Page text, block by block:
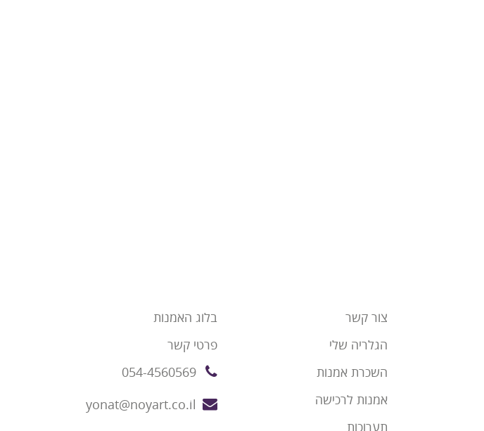
צור קשר
הגלריה שלי
השכרת אמנות
אמנות לרכישה
תערוכות
בלוג האמנות
פרטי קשר
054-4560569
yonat@noyart.co.il